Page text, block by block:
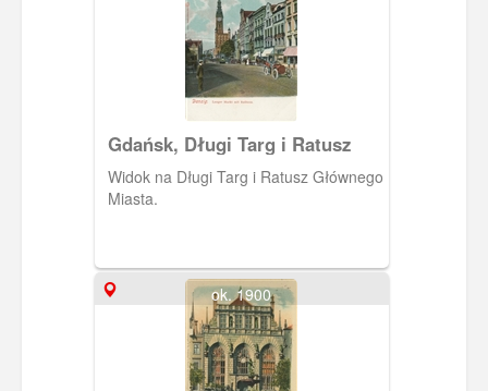
Gdańsk, Długi Targ i Ratusz
Widok na Długi Targ i Ratusz Głównego
Miasta.
ok. 1900